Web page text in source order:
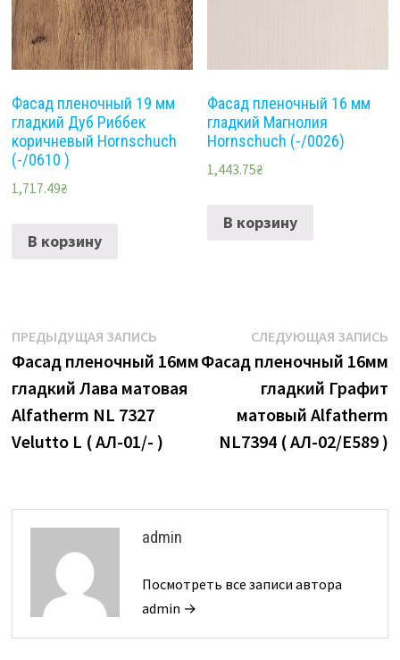
Фасад пленочный 19 мм
гладкий Дуб Риббек
коричневый Hornschuch
(-/0610 )
1,717.49₴
В корзину
Фасад пленочный 16 мм
гладкий Магнолия
Hornschuch (-/0026)
1,443.75₴
В корзину
Навигация
по
записям
ПРЕДЫДУЩАЯ ЗАПИСЬПредыдущая
запись:
Фасад пленочный 16мм
гладкий Лава матовая
Alfatherm NL 7327
Velutto L ( АЛ-01/- )
СЛЕДУЮЩАЯ ЗАПИСЬ
Фасад пленочный 16мм
гладкий Графит
матовый Alfatherm
NL7394 ( АЛ-02/E589 )
admin
Посмотреть все записи автора
admin →